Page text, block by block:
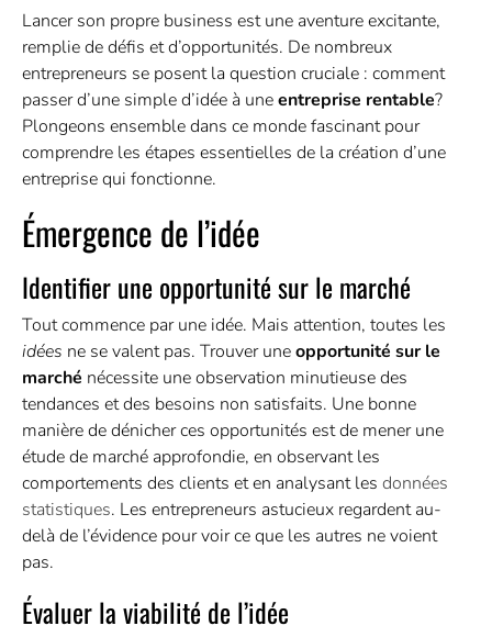
Lancer son propre business est une aventure excitante,
remplie de défis et d’opportunités. De nombreux
entrepreneurs se posent la question cruciale : comment
passer d’une simple d’idée à uneentreprise rentable?
Plongeons ensemble dans ce monde fascinant pour
comprendre les étapes essentielles de la création d’une
entreprise qui fonctionne.
Émergence de l’idée
Identifier une opportunité sur le marché
Tout commence par une idée. Mais attention, toutes les
idées ne se valent pas. Trouver uneopportunité sur le
marché nécessite une observation minutieuse des
tendances et des besoins non satisfaits. Une bonne
manière de dénicher ces opportunités est de mener une
étude de marché approfondie, en observant les
comportements des clients et en analysant les données
statistiques. Les entrepreneurs astucieux regardent au-
delà de l’évidence pour voir ce que les autres ne voient
pas.
Évaluer la viabilité de l’idée